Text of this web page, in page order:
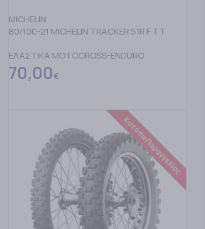
MICHELIN
80/100-21 MICHELIN TRACKER 51R F TT
ΕΛΑΣΤΙΚΑ MOTOCROSS-ENDURO
70,00€
Κατόπιν Παραγγελίας